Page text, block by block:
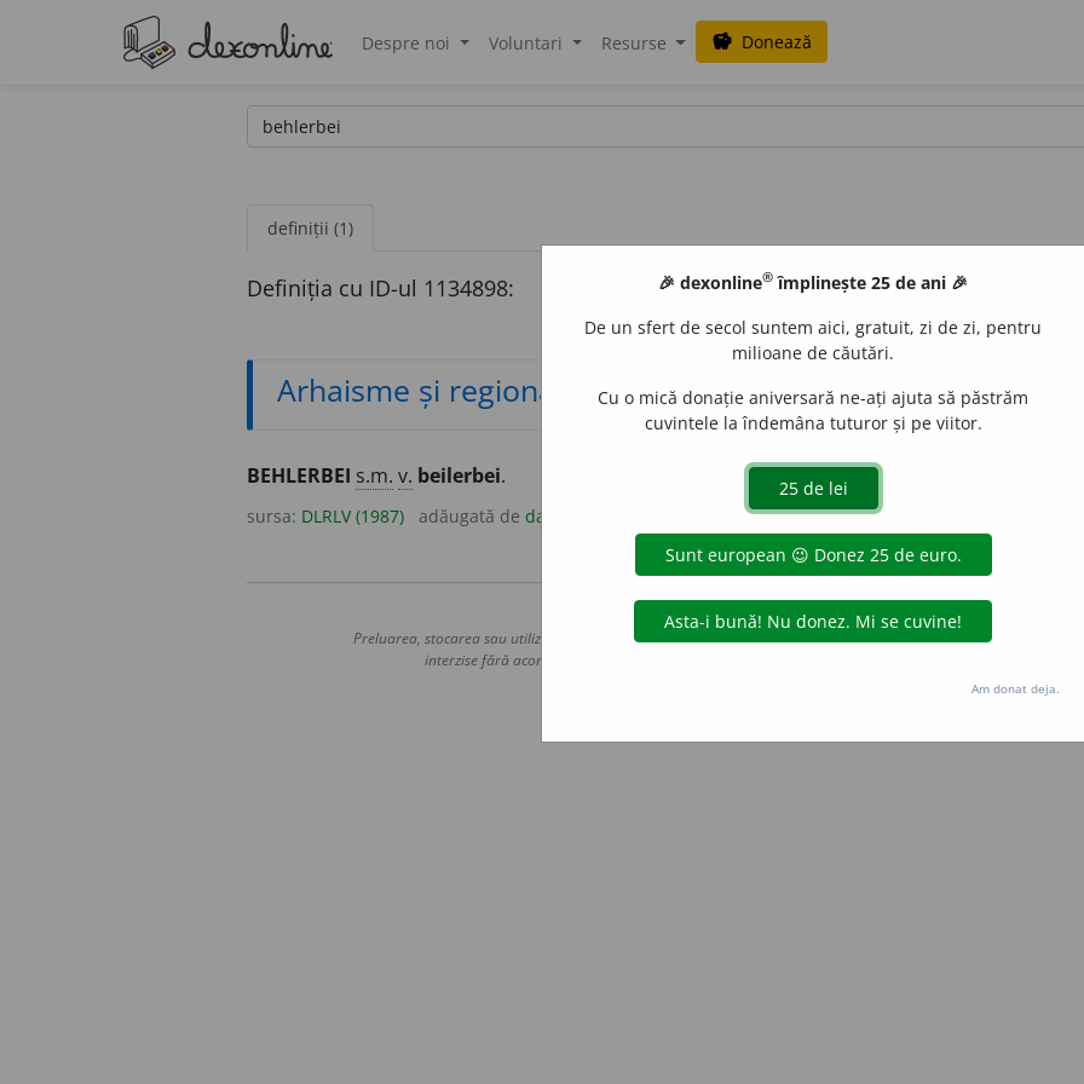
Despre noi Voluntari Resurse savings Donează
definiții (1)
Definiția cu ID-ul 1134898:
Arhaisme și regionalisme
BEHLERBEI s.m. v. beilerbei.
sursa: DLRLV (1987) adăugată de dante
Copyright © 2004-2026 dexonline (https://dexonline.ro)
Preluarea, stocarea sau utilizarea datelor de pe acest site, inclusiv prin orice metode de extragere automată
interzise fără acordul nostru prealabil scris, cu excepția seturilor de date oferite oficial spre utilizare
Hosterion
🎉 dexonline® împlinește 25 de ani 🎉
De un sfert de secol suntem aici, gratuit, zi de zi, pentru
milioane de căutări.
Cu o mică donație aniversară ne-ați ajuta să păstrăm
cuvintele la îndemâna tuturor și pe viitor.
Am donat deja.